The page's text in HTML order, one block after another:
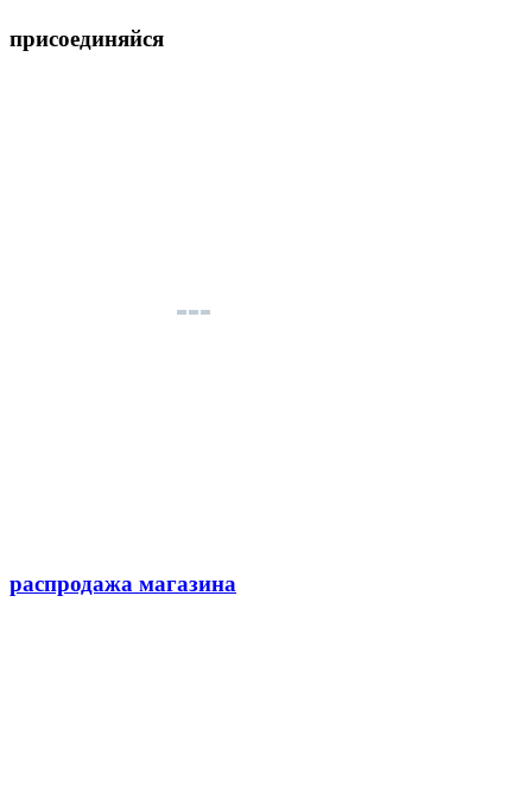
присоединяйся
распродажа магазина